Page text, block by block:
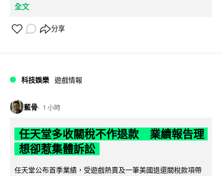
全文
分享
科技娛樂 遊戲情報
藍骨 1 小時
任天堂多收關稅不作退款 業績報告理
想卻惹集體訴訟
任天堂公布首季業績，受遊戲熱賣及一筆美國退還關稅款項帶